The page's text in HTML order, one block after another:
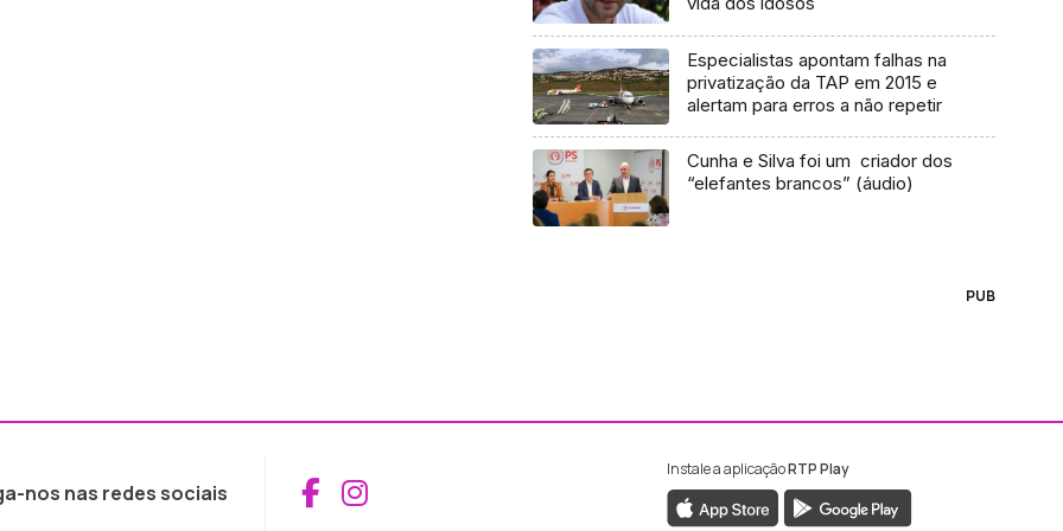
Especialistas apontam falhas na
privatização da TAP em 2015 e
alertam para erros a não repetir
Cunha e Silva foi um criador dos
“elefantes brancos” (áudio)
PUB
nos nas redes sociais Aceder ao Facebook da RTP Madeira
Aceder ao Instagram da RTP Madeira
Instale a aplicaçãoRTP Play